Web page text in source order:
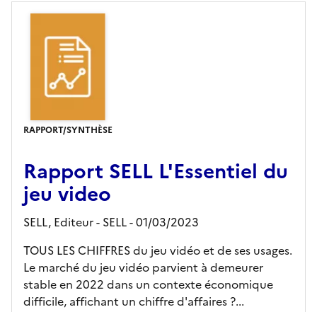
RAPPORT/SYNTHÈSE
Rapport SELL L'Essentiel du
jeu video
SELL, Editeur- SELL- 01/03/2023
TOUS LES CHIFFRES du jeu vidéo et de ses usages.
Le marché du jeu vidéo parvient à demeurer
stable en 2022 dans un contexte économique
difficile, affichant un chiffre d'affaires ?...